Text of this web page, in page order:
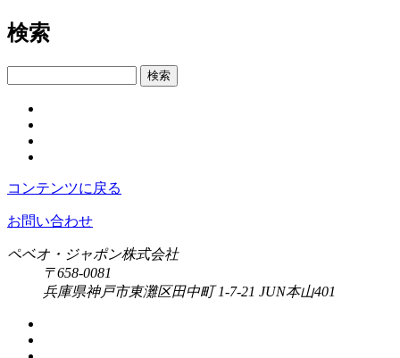
検索
検索
コンテンツに戻る
お問い合わせ
ペベオ・ジャポン株式会社
〒658-0081
兵庫県神戸市東灘区田中町 1-7-21 JUN本山401